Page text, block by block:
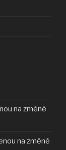
na změně
na změně